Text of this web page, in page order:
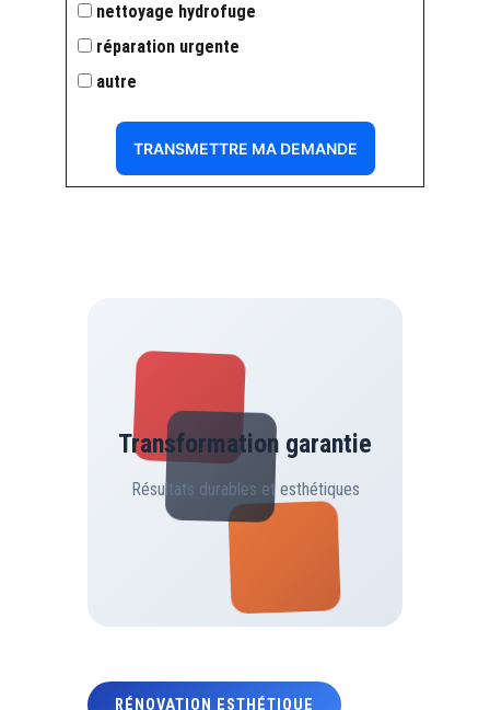
nettoyage hydrofuge
réparation urgente
autre
TRANSMETTRE MA DEMANDE